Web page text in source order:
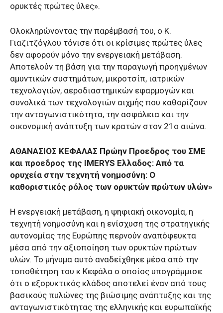
ορυκτές πρώτες ύλες».
Ολοκληρώνοντας την παρέμβασή του, ο Κ.
Γιαζιτζόγλου τόνισε ότι οι κρίσιμες πρώτες ύλες
δεν αφορούν μόνο την ενεργειακή μετάβαση.
Αποτελούν τη βάση για την παραγωγή προηγμένων
αμυντικών συστημάτων, μικροτσίπ, ιατρικών
τεχνολογιών, αεροδιαστημικών εφαρμογών και
συνολικά των τεχνολογιών αιχμής που καθορίζουν
την ανταγωνιστικότητα, την ασφάλεια και την
οικονομική ανάπτυξη των κρατών στον 21ο αιώνα.
ΑΘΑΝΑΣΙΟΣ ΚΕΦΑΛΑΣ Πρώην Προεδρος του ΣΜΕ
και προεδρος της IMERYS Ελλαδος: Από τα
ορυχεία στην τεχνητή νοημοσύνη: Ο
καθοριστικός ρόλος των ορυκτών πρώτων υλών»
Η ενεργειακή μετάβαση, η ψηφιακή οικονομία, η
τεχνητή νοημοσύνη και η ενίσχυση της στρατηγικής
αυτονομίας της Ευρώπης περνούν αναπόφευκτα
μέσα από την αξιοποίηση των ορυκτών πρώτων
υλών. Το μήνυμα αυτό αναδείχθηκε μέσα από την
τοποθέτηση του κ Κεφάλα ο οποίος υπογράμμισε
ότι ο εξορυκτικός κλάδος αποτελεί έναν από τους
βασικούς πυλώνες της βιώσιμης ανάπτυξης και της
ανταγωνιστικότητας της ελληνικής και ευρωπαϊκής